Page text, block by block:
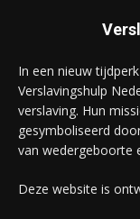
In een nieuw
Verslavingshulp
verslaving. Hun
gesymboliseerd
van wedergeboorte
Deze website is